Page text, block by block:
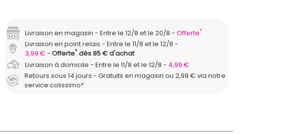
Livraison en magasin Entre le 12/8 et le 20/8 Offerte*
Livraison en point relais
Entre le 11/8 et le 12/8
3,99 €
Offerte*dès 85 € d'achat
Livraison à domicile
Entre le 11/8 et le 12/8
4,99 €
Retours sous 14 jours - Gratuits en magasin ou 2,99 € via notre
service colissimo*